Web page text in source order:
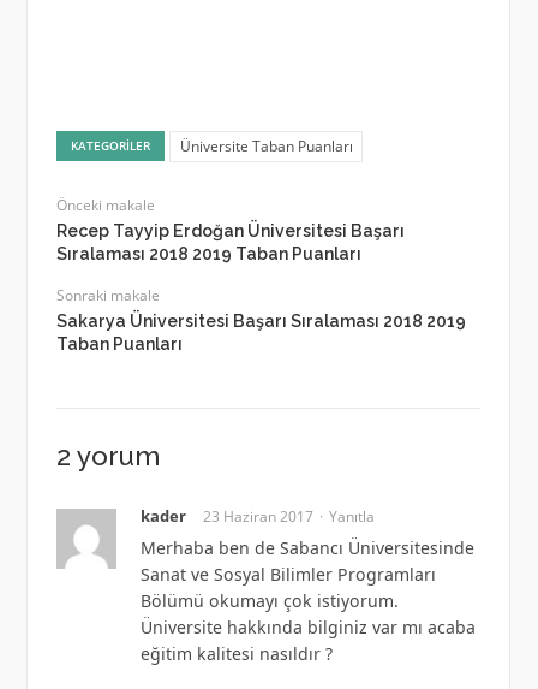
KATEGORILER Üniversite Taban Puanları
Önceki makale
Recep Tayyip Erdoğan Üniversitesi Başarı
Sıralaması 2018 2019 Taban Puanları
Sonraki makale
Sakarya Üniversitesi Başarı Sıralaması 2018 2019
Taban Puanları
2 yorum
kader 23 Haziran 2017 Yanıtla
Merhaba ben de Sabancı Üniversitesinde
Sanat ve Sosyal Bilimler Programları
Bölümü okumayı çok istiyorum.
Üniversite hakkında bilginiz var mı acaba
eğitim kalitesi nasıldır ?